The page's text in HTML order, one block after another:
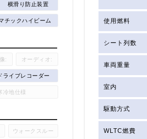
横滑り防止装置
チックハイビーム
: オーディオ:
ライブレコーダー
冷地仕様
ウォークスルー
使用燃料
シート列数
車両重量
室内
駆動方式
WLTC燃費